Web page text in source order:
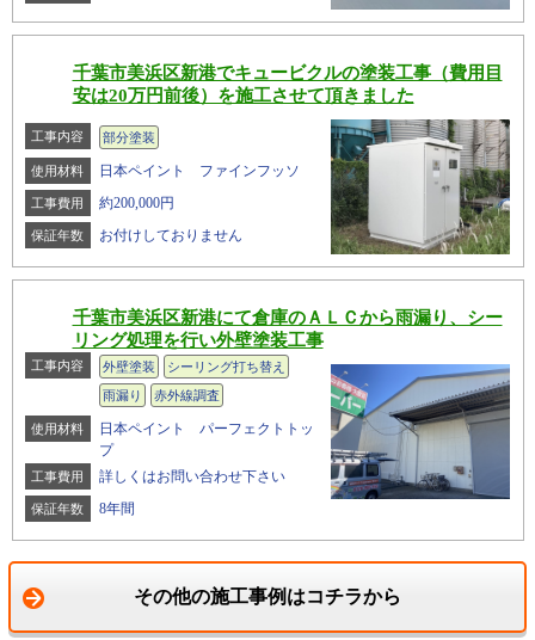
千葉市美浜区新港でキュービクルの塗装工事（費用目
安は20万円前後）を施工させて頂きました
工事内容 部分塗装
使用材料 日本ペイント ファインフッソ
工事費用 約200,000円
保証年数 お付けしておりません
千葉市美浜区新港にて倉庫のＡＬＣから雨漏り、シー
リング処理を行い外壁塗装工事
工事内容 外壁塗装
シーリング打ち替え
雨漏り
赤外線調査
使用材料
日本ペイント パーフェクトトッ
プ
工事費用 詳しくはお問い合わせ下さい
保証年数 8年間
その他の施工事例はコチラから